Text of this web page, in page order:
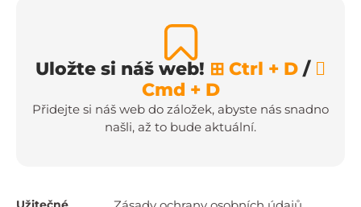
Uložte si náš web! ⊞ Ctrl + D / 
Cmd + D
Přidejte si náš web do záložek, abyste nás snadno
našli, až to bude aktuální.